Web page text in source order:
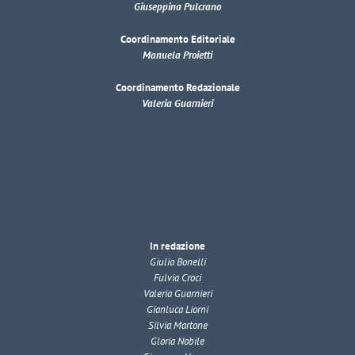
Giuseppina Pulcrano
Coordinamento Editoriale
Manuela Proietti
Coordinamento Redazionale
Valeria Guarnieri
In redazione
Giulia Bonelli
Fulvia Croci
Valeria Guarnieri
Gianluca Liorni
Silvia Martone
Gloria Nobile